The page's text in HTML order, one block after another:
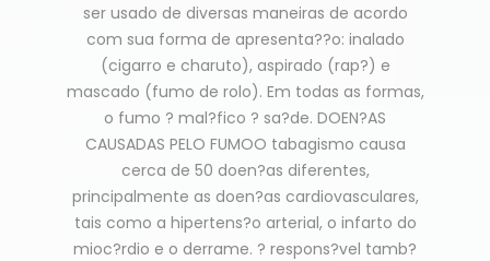
ser usado de diversas maneiras de acordo
com sua forma de apresenta??o: inalado
(cigarro e charuto), aspirado (rap?) e
mascado (fumo de rolo). Em todas as formas,
o fumo ? mal?fico ? sa?de. DOEN?AS
CAUSADAS PELO FUMOO tabagismo causa
cerca de 50 doen?as diferentes,
principalmente as doen?as cardiovasculares,
tais como a hipertens?o arterial, o infarto do
mioc?rdio e o derrame. ? respons?vel tamb?